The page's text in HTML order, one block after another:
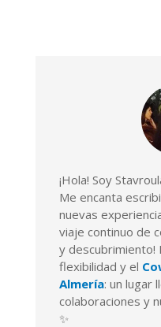
¡Hola! Soy
Me encanta
nuevas
viaje continuo de
y descubrimiento!
flexibilidad y el
Almería: un lugar
colaboraciones y
✨